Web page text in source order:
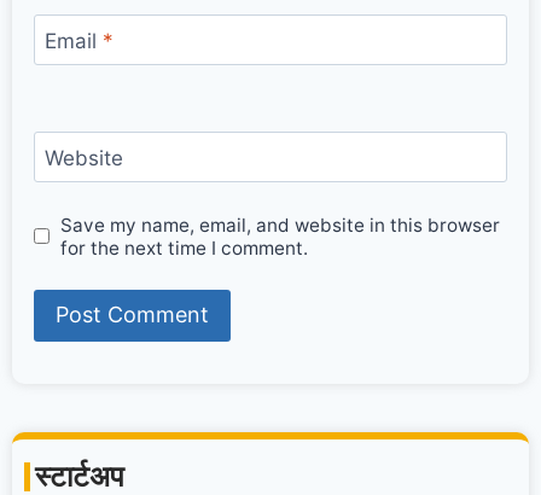
Email *
Website
Save my name, email, and website in this browser
for the next time I comment.
स्टार्टअप